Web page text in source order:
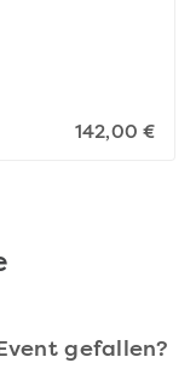
142,00 €
gefallen?